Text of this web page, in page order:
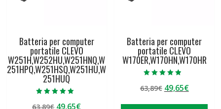
Batteria per computer
portatile CLEVO
W251H,W252HU,W251HNQ,W
251HPQ,W251HSQ,W251HU,W
251HUQ
5.00
63,89€ Il
49,65€Il
Batteria per computer
portatile CLEVO
W170ER,W170HN,W170HR
4.50
su 5
63,89€ Il
49,65€Il